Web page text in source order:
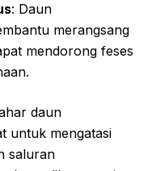
: Daun
merangsang
mendorong feses
daun
untuk mengatasi
saluran